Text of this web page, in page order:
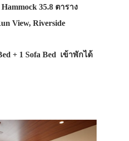
35.8 ตาราง
View, Riverside
+ 1 Sofa Bed เข้าพักได้